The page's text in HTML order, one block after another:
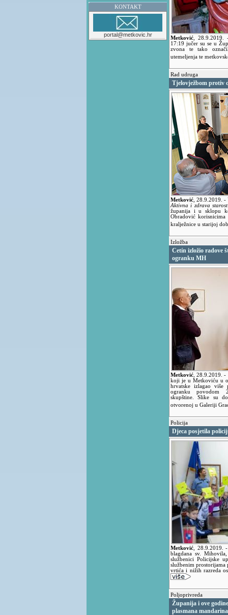
KONTAKT
portal@metkovic.hr
Metković 28.9.2019.
17:19 jučer su se u
zvona te tako
utemeljenja te
Rad udruga
Tjelovježbom protiv
Metković 28.9.2019. -
Aktivna i zdrava
županija i u sklopu
Obradović
kralježnice u starijoj
Izložba
Cetín izložio radove
ogranku MH
Metković ,28.9.2019.-
koji je u Metkoviću u
hrvatske izlagao
ogranku povodom
skupštine. Slike su
otvorenoj u Galeriji
Policija
Djeca posjetila
Metković 28.9.2019.
blagdana sv.
službenici Policijske
službenim
vrtića i nižih razreda
Poljoprivreda
Županija i ove
plasmana mandarina